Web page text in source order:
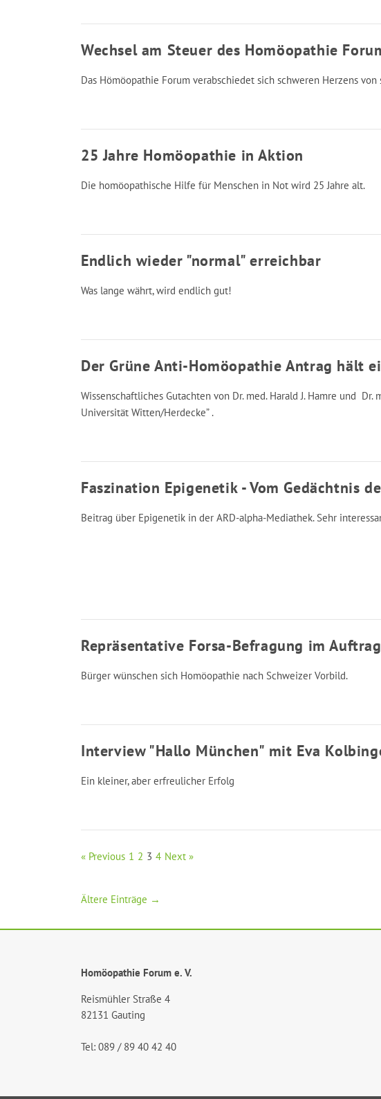
Wechsel am Steuer des Homöopathie
Das Hömöopathie Forum verabschiedet sich schweren Herzens von
25 Jahre Homöopathie in Aktion
Die homöopathische Hilfe für Menschen in Not wird 25 Jahre alt.
Endlich wieder "normal" erreichbar
Was lange währt, wird endlich gut!
Der Grüne Anti-Homöopathie Antrag hält
Wissenschaftliches Gutachten von Dr. med. Harald J. Hamre und
Universität Witten/Herdecke” .
Faszination Epigenetik - Vom Gedächtnis
Beitrag über Epigenetik in der ARD-alpha-Mediathek. Sehr
Repräsentative Forsa-Befragung im
Bürger wünschen sich Homöopathie nach Schweizer Vorbild.
Interview "Hallo München" mit Eva
Ein kleiner, aber erfreulicher Erfolg
« Previous 1 2 3 4 Next »
Ältere Einträge →
Homöopathie Forum e. V.
Reismühler Straße 4
82131 Gauting
Tel: 089 / 89 40 42 40